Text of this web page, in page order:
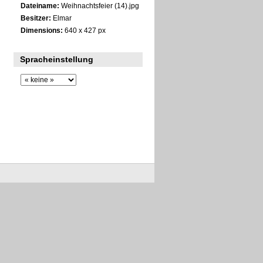
Dateiname: Weihnachtsfeier (14).jpg
Besitzer: Elmar
Dimensions: 640 x 427 px
Spracheinstellung